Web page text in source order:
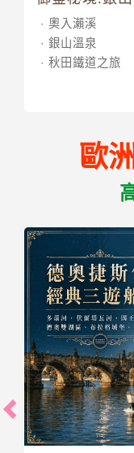
奧入瀨溪
銀山溫泉
秋田鐵道之旅
歐